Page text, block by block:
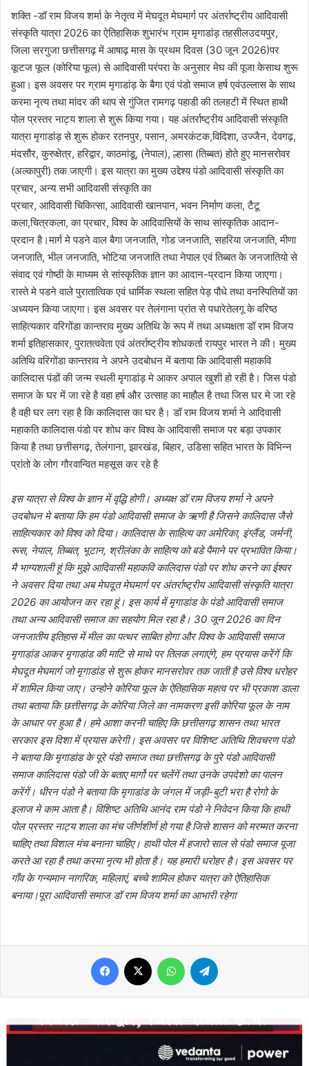
शक्ति -डॉ राम विजय शर्मा के नेतृत्व में मेघदूत मेघमार्ग पर अंतर्राष्ट्रीय आदिवासी
संस्कृति यात्रा 2026 का ऐतिहासिक शुभारंभ ग्राम मृगाडांड़ तहसीलउदयपुर,
जिला सरगुजा छत्तीसगढ़ में आषाढ़ मास के प्रथम दिवस (30 जून 2026)पर
कूटज फूल (कोरिया फूल) से आदिवासी परंपरा के अनुसार मेघ की पूजा केसाथ शुरू
हुआ। इस अवसर पर ग्राम मृगाडांड़ के बैगा एवं पंडो समाज हर्ष एवंउल्लास के साथ
करमा नृत्य तथा मांदर की थाप से गुंजित रामगढ़ पहाडी की तलहटी में स्थित हाथी
पोल प्रस्तर नाट्य शाला से शुरू किया गया। यह अंतर्राष्ट्रीय आदिवासी संस्कृति
यात्रा मृगाडांड़ से शुरू होकर रतनपुर, पसान, अमरकंटक,विदिशा, उज्जैन, देवगढ़,
मंदसौर, कुरुक्षेत्र, हरिद्वार, काठमांडू, (नेपाल), ल्हासा (तिब्बत) होते हुए मानसरोवर
(अल्कापुरी) तक जाएगी। इस यात्रा का मुख्य उद्देश्य पंडो आदिवासी संस्कृति का
प्रचार, अन्य सभी आदिवासी संस्कृति का
प्रचार, आदिवासी चिकित्सा, आदिवासी खानपान, भवन निर्माण कला, टैटू
कला,चित्रकला, का प्रचार, विश्व के आदिवासियों के साथ सांस्कृतिक आदान-
प्रदान है।मार्ग मे पडने वाल बैगा जनजाति, गोड जनजाति, सहरिया जनजाति, मीणा
जनजाति, भील जनजाति, भोटिया जनजाति तथा नेपाल एवं तिब्बत के जनजातियो से
संवाद एवं गोष्ठी के माध्यम से सांस्कृतिक ज्ञान का आदान-प्रदान किया जाएगा।
रास्ते मे पडने वाले पुरातात्विक एवं धार्मिक स्थला सहित पेड़ पौधे तथा वनस्पितियों का
अध्ययन किया जाएगा। इस अवसर पर तेलंगाना प्रांत से पधारेतेलगू के वरिष्ठ
साहित्यकार वरिगोंडा कान्तराव मुख्य अतिथि के रूप में तथा अध्यक्षता डॉ राम विजय
शर्मा इतिहासकार, पुरातत्ववेता एवं अंतर्राष्ट्रीय शोधकर्ता रायपुर भारत ने की। मुख्य
अतिथि वरिगोंडा कान्तराव ने अपने उदबोधन में बताया कि आदिवासी महाकवि
कालिदास पंडों की जन्म स्थली मृगाडांड़ मे आकर अपाल खुशी हो रही है। जिस पंडो
समाज के घर में जा रहे है वहा हर्ष और उत्साह का माहौल है तथा जिस घर मे जा रहे
है वही घर लग रहा है कि कालिदास का घर है। डॉ राम विजय शर्मा ने आदिवासी
महाकति कालिदास पंडो पर शोध कर विश्व के आदिवासी समाज पर बड़ा उपकार
किया है तथा छत्तीसगढ़, तेलंगाना, झारखंड, बिहार, उडिसा सहित भारत के विभिन्न
प्रांतो के लोग गौरवान्वित महसूस कर रहे है
इस यात्रा से विश्व के ज्ञान में वृद्धि होगी। अध्यक्ष डॉ राम विजय शर्मा ने अपने
उदबोधन मे बताया कि हम पंडो आदिवासी समाज के ऋणी है जिसने कालिदास जैसे
साहित्यकार को विश्व को दिया। कालिदास के साहित्य का अमेरिका, इंग्लैंड, जर्मनी,
रूस, नेपाल, तिब्बत, भूटान, श्रीलंका के साहित्य को बडे पैमाने पर प्रभावित किया।
मै भाग्यशाली हूं कि मुझे आदिवासी महाकवि कालिदास पंडो पर शोध करने का ईश्वर
ने अवसर दिया तथा अब मेघदूत मेघमार्ग पर अंतर्राष्ट्रीय आदिवासी संस्कृति यात्रा
2026 का आयोजन कर रहा हूं। इस कार्य में मृगाडांड के पंडो आदिवासी समाज
तथा अन्य आदिवासी समाज का सहयोग मिल रहा है। 30 जून 2026 का दिन
जनजातीय इतिहास में मील का पत्थर साबित होगा और विश्व के आदिवासी समाज
मृगाडांड आकर मृगाडांड की माटि से माथे पर तिलक लगाएंगे, हम प्रयास करेंगें कि
मेघदूत मेघमार्ग जो मृगाडांड से शुरू होकर मानसरोवर तक जाती है उसे विश्व धरोहर
में शामिल किया जाए। उन्होने कोरिया फूल के ऐतिहासिक महत्व पर भी प्रकाश डाला
तथा बताया कि छत्तीसगढ़ के कोरिया जिले का नामकरण इसी कोरिया फूल के नाम
के आधार पर हुआ है। हमे आशा करनी चाहिए कि छत्तीसगढ़ शासन तथा भारत
सरकार इस दिशा में प्रयास करेगी। इस अवसर पर विशिष्ट अतिथि शिवचरण पंडो
ने बताया कि मृगाडांड के पूरे पंडो समाज तथा छत्तीसगढ़ के पुरे पंडो आदिवासी
समाज कालिदास पंडो जी के बताए मार्गो पर चलेंगें तथा उनके उपदेशो का पालन
करेंगें। धीरन पंडो ने बताया कि मृगाडांड के जंगल में जड़ी-बुटी भरा है रोगो के
इलाज मे काम आता है। विशिष्ट अतिथि आनंद राम पंडो ने निवेदन किया कि हाथी
पोल प्रस्तर नाट्य शाला का मंच जीर्णशीर्ण हो गया है जिसे शासन को मरम्मत करना
चाहिए तथा विशाल मंच बनाना चाहिए। हाथी पोल में हजारो साल से पंडो समाज पूजा
करते आ रहा है तथा करमा नृत्य भी होता है। यह हमारी धरोहर है। इस अवसर पर
गाँव के गन्यमान नागरिक, महिलाएं, बच्चे शामिल होकर यात्रा को ऐतिहासिक
बनाया।पूरा आदिवासी समाज डॉ राम विजय शर्मा का आभारी रहेगा
Facebook WhatsApp